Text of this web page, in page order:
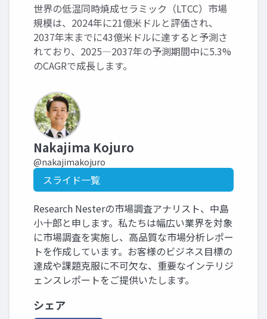
世界の低温同時焼成セラミック（LTCC）市場
規模は、2024年に21億米ドルと評価され、
2037年末までに43億米ドルに達すると予測さ
れており、2025―2037年の予測期間中に5.3%
のCAGRで成長します。
Nakajima Kojuro
@nakajimakojuro
スライド一覧
Research Nesterの市場調査アナリスト、中島
小十郎と申します。私たちは幅広い業界を対象
に市場調査を実施し、高品質な市場分析レポー
トを作成しています。お客様のビジネス目標の
達成や課題克服に不可欠な、重要なインテリジ
ェンスレポートをご提供いたします。
シェア